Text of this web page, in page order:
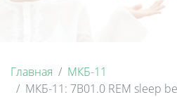
Главная
МКБ-11
МКБ-11: 7B01.0 REM sleep